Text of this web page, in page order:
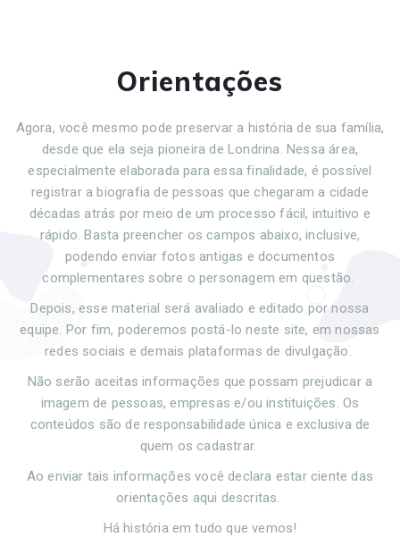
Orientações
Agora, você mesmo pode preservar a história de sua família,
desde que ela seja pioneira de Londrina. Nessa área,
especialmente elaborada para essa finalidade, é possível
registrar a biografia de pessoas que chegaram a cidade
décadas atrás por meio de um processo fácil, intuitivo e
rápido. Basta preencher os campos abaixo, inclusive,
podendo enviar fotos antigas e documentos
complementares sobre o personagem em questão.
Depois, esse material será avaliado e editado por nossa
equipe. Por fim, poderemos postá-lo neste site, em nossas
redes sociais e demais plataformas de divulgação.
Não serão aceitas informações que possam prejudicar a
imagem de pessoas, empresas e/ou instituições. Os
conteúdos são de responsabilidade única e exclusiva de
quem os cadastrar.
Ao enviar tais informações você declara estar ciente das
orientações aqui descritas.
Há história em tudo que vemos!